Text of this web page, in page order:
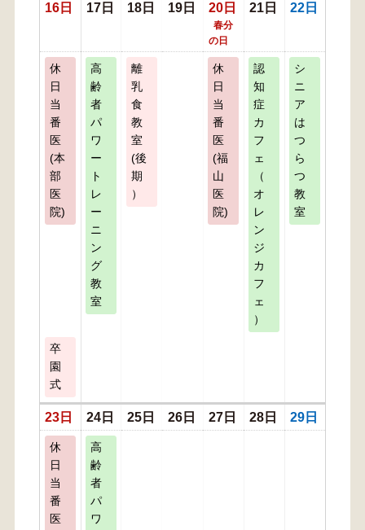
16日 17日 18日 19日 20日
春分
の日
21日 22日
休
日
当
番
医
(本
部
医
院)
高
齢
者
パ
ワ
ー
ト
レ
ー
ニ
ン
グ
教
室
離
乳
食
教
室
(後
期
）
休
日
当
番
医
(福
山
医
院)
認
知
症
カ
フ
ェ
（
オ
レ
ン
ジ
カ
フ
ェ
）
シ
ニ
ア
は
つ
ら
つ
教
室
卒
園
式
23日 24日 25日 26日 27日 28日 29日
休
日
当
番
医
高
齢
者
パ
ワ